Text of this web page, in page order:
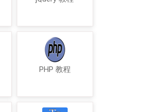
PHP 教程